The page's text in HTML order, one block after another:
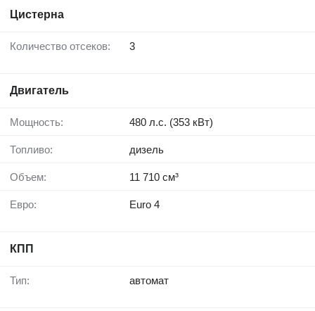
Цистерна
Количество отсеков: 3
Двигатель
Мощность: 480 л.с. (353 кВт)
Топливо: дизель
Объем: 11 710 см³
Евро: Euro 4
КПП
Тип: автомат